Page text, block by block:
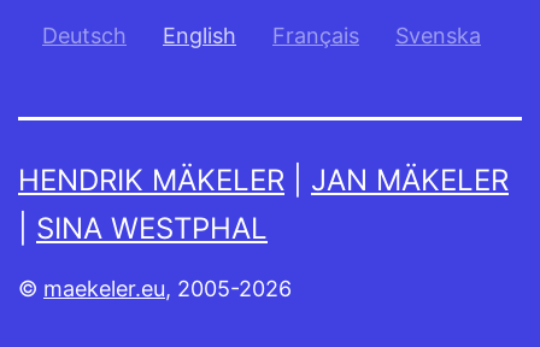
Deutsch English Français Svenska
HENDRIK MÄKELER
JAN MÄKELER
SINA WESTPHAL
© maekeler.eu, 2005-2026